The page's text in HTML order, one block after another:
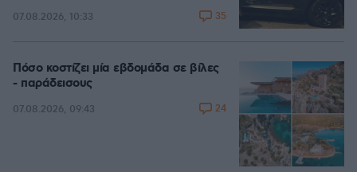
07.08.2026, 10:33 35
Πόσο κοστίζει μία εβδομάδα σε βίλες
- παράδεισους
07.08.2026, 09:43 24